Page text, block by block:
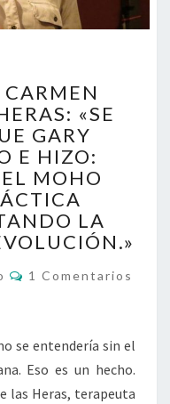
«SE
GARY
E HIZO:
MOHO
LA
Comentarios
1 Comentarios
se entendería sin el
Eso es un hecho.
las Heras, terapeuta